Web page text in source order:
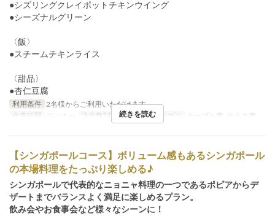
●シズリングクレイポットチキンウイング
●シーズナルグリーン
〈飯〉
●スチームチキンライス
〈甜品〉
●杏仁豆腐
利用条件 2名様からご利用いただけます。
食事時間
ディナー 注文数制限 2 ~ 席のカテゴリ テーブル席, テラス席
続きを読む
【シンガポールコース】ボリューム感もあるシンガポール
の本場料理をたっぷり楽しめる♪
シンガポールで代表的なニョニャ料理の一つであるポピアからデ
ザートまでバランスよく満足に楽しめるプラン。
飲み会やお食事会など様々なシーンに！